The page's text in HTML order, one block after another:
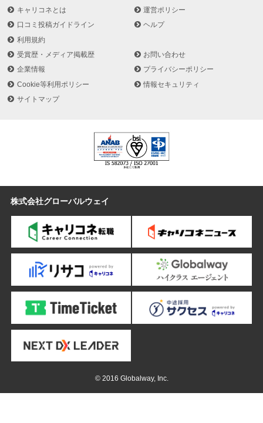
ドキュメントサービス事業：様々なセキュリティシステムを使用
し、安全安心な保管スペースで情報漏えい等のリスクから文書を保
護
物流加工事業：熟練の手作業と物流システムを複合し、顧客の利便
性や商品価値向上をお手伝い
事業所移転引越事業：顧客の窓口を一本化し効率よく移転・引越を
IT関連事業：IT環境の進化や多様化にあわせた最適なソリューショ
ビル内デリバリー事業：高層ビルの複雑な物流を制御し快適なオフ
介護福祉関連事業：介護業界に携わる事業者様に向けて様々なニー
ズを解決するソリューションを提供
の空きスペースに対し、土地のパフォーマンスを最大限に引き出す
プランを提案
オフィス関連サービス事業：オフィス用品販売、書類の電子化・ス
キャニング、印刷・封入・発送等、事業の効率化、スピード化を物
流のワクを超えてサポート
機密文書リサイクル事業：回収からリサイクル処理まで、安心のセ
キュリティ体制でサポート
産業廃棄物管理事業：運搬から処理まで、一元管理により手間と時
間を削減
業種
運輸・倉庫
キャリコネとは
運営ポリシー
口コミ投稿ガイドライン
ヘルプ
利用規約
受賞歴・メディア掲載歴
お問い合わせ
企業情報
プライバシーポリシー
Cookie等利用ポリシー
情報セキュリティ
サイトマップ
株式会社グローバルウェイ
© 2016 Globalway, Inc.